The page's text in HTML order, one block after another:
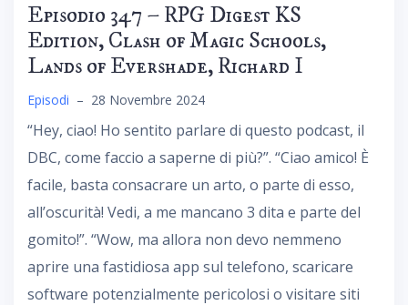
Episodio 347 – RPG Digest KS
Edition, Clash of Magic Schools,
Lands of Evershade, Richard I
Episodi – 28 Novembre 2024
“Hey, ciao! Ho sentito parlare di questo podcast, il
DBC, come faccio a saperne di più?”. “Ciao amico! È
facile, basta consacrare un arto, o parte di esso,
all’oscurità! Vedi, a me mancano 3 dita e parte del
gomito!”. “Wow, ma allora non devo nemmeno
aprire una fastidiosa app sul telefono, scaricare
software potenzialmente pericolosi o visitare siti